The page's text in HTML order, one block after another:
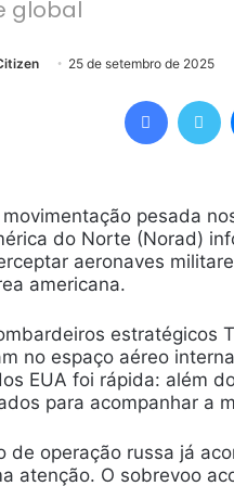
global
25 de setembro de 2025
pesada
do Norte (Norad)
aeronaves
americana.
estratégicos
no espaço aéreo
EUA foi rápida: além
para acompanhar a
de operação russa já
atenção. O sobrevoo